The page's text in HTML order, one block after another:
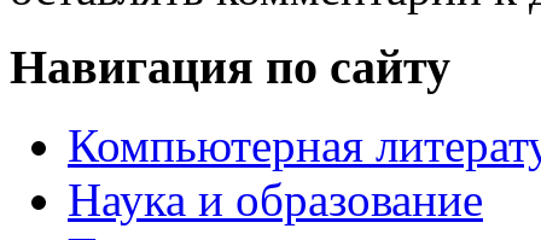
Навигация по сайту
Компьютерная
Наука и образование